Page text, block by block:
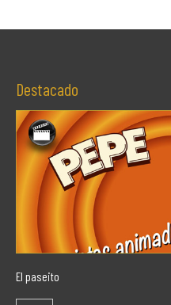
Destacado
El paseito